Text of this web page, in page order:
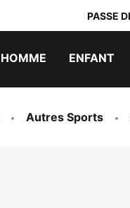
PASSE
HOMME ENFANT
Autres Sports